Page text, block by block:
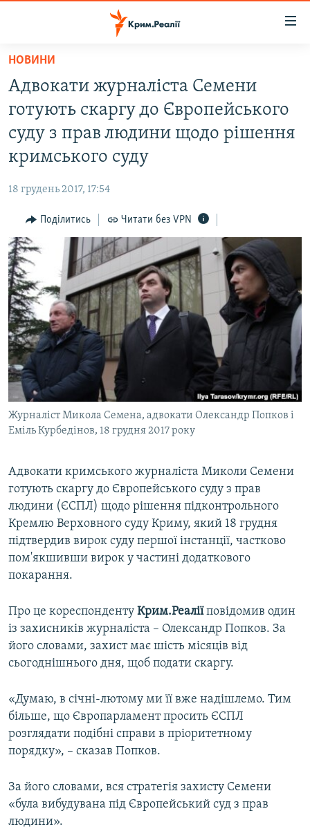
Перейти
основного
матеріалу
Перейти
до
основної
Перейти
пошуку
ВОДА.КРИМ
ВІДЕО ТА ФОТО
ПОГЛЯД
ІНТЕРВ'Ю
ВСЕ ЗА ДЕНЬ
СПЕЦПРОЕКТИ
ДЕПОРТАЦІЯ
ВІДЕОУРОКИ «ELIFBE»
СВІДЧЕННЯ ОКУПАЦІЇ
УКРАЇНСЬКА ПРОБЛЕМА КРИМУ
ІНФОГРАФІКА
ЯК ОБІЙТИ БЛОКУВАННЯ
Русский
Qırımtatar
ДОЛУЧАЙСЯ!
НОВИНИ
Адвокати журналіста Семени
готують скаргу до Європейського
суду з прав людини щодо рішення
кримського суду
18 грудень 2017, 17:54
Поділитись Читати без VPN
Журналіст Микола Семена, адвокати Олександр Попков і
Еміль Курбедінов, 18 грудня 2017 року
Адвокати кримського журналіста Миколи Семени
готують скаргу до Європейського суду з прав
людини (ЄСПЛ) щодо рішення підконтрольного
Кремлю Верховного суду Криму, який 18 грудня
підтвердив вирок суду першої інстанції, частково
пом'якшивши вирок у частині додаткового
покарання.
Про це кореспонденту Крим.Реаліїповідомив один
із захисників журналіста – Олександр Попков. За
його словами, захист має шість місяців від
сьогоднішнього дня, щоб подати скаргу.
«Думаю, в січні-лютому ми її вже надішлемо. Тим
більше, що Європарламент просить ЄСПЛ
розглядати подібні справи в пріоритетному
порядку», – сказав Попков.
За його словами, вся стратегія захисту Семени
«була вибудувана під Європейський суд з прав
людини».